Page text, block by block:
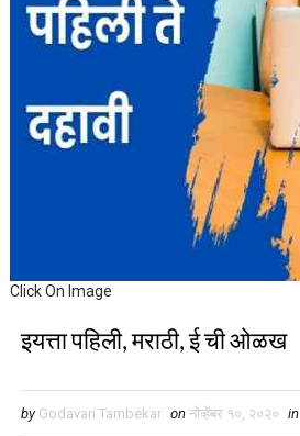
Click On Image
इयत्ता पहिली, मराठी, ई ची ओळख
by Godavari Tambekar on नोव्हेंबर १०, २०२० in